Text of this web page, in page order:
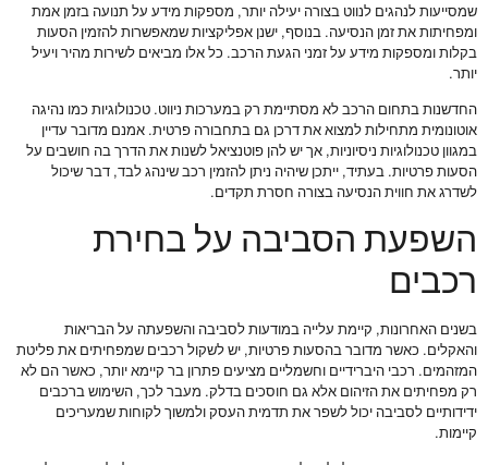
שמסייעות לנהגים לנווט בצורה יעילה יותר, מספקות מידע על תנועה בזמן אמת
ומפחיתות את זמן הנסיעה. בנוסף, ישנן אפליקציות שמאפשרות להזמין הסעות
בקלות ומספקות מידע על זמני הגעת הרכב. כל אלו מביאים לשירות מהיר ויעיל
יותר.
החדשנות בתחום הרכב לא מסתיימת רק במערכות ניווט. טכנולוגיות כמו נהיגה
אוטונומית מתחילות למצוא את דרכן גם בתחבורה פרטית. אמנם מדובר עדיין
במגוון טכנולוגיות ניסיוניות, אך יש להן פוטנציאל לשנות את הדרך בה חושבים על
הסעות פרטיות. בעתיד, ייתכן שיהיה ניתן להזמין רכב שינהג לבד, דבר שיכול
לשדרג את חווית הנסיעה בצורה חסרת תקדים.
השפעת הסביבה על בחירת
רכבים
בשנים האחרונות, קיימת עלייה במודעות לסביבה והשפעתה על הבריאות
והאקלים. כאשר מדובר בהסעות פרטיות, יש לשקול רכבים שמפחיתים את פליטת
המזהמים. רכבי היברידיים וחשמליים מציעים פתרון בר קיימא יותר, כאשר הם לא
רק מפחיתים את הזיהום אלא גם חוסכים בדלק. מעבר לכך, השימוש ברכבים
ידידותיים לסביבה יכול לשפר את תדמית העסק ולמשוך לקוחות שמעריכים
קיימות.